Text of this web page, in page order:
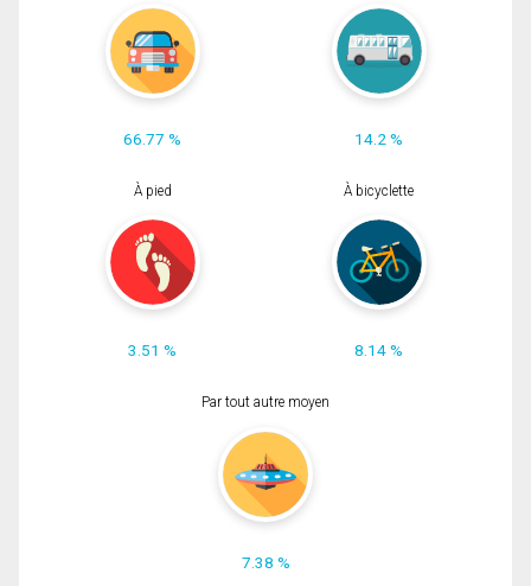
66.77 % 14.2 %
À pied
3.51 %
À bicyclette
8.14 %
Par tout autre moyen
7.38 %